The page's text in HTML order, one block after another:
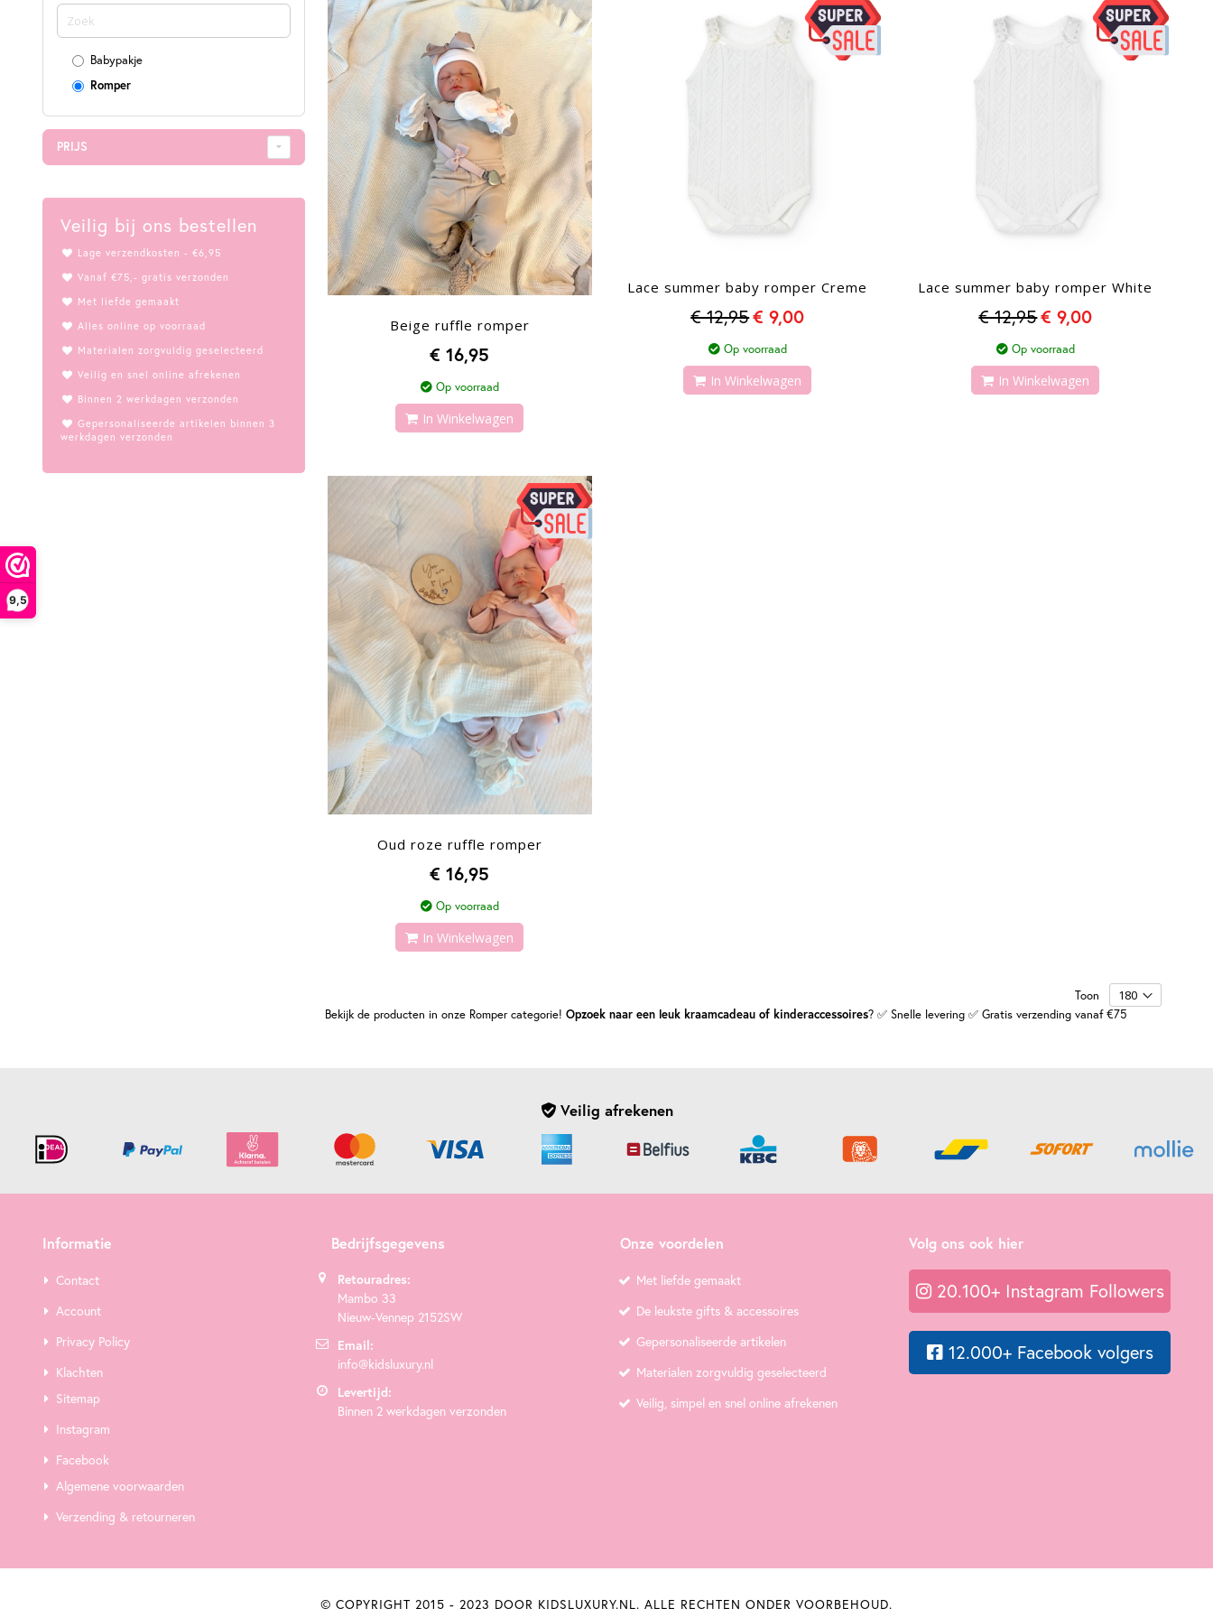
9,5
laag
sorteren
Beige ruffle romper
€ 16,95
Op voorraad
In Winkelwagen
Lace summer baby romper Creme
€ 12,95€ 9,00
Op voorraad
In Winkelwagen
Lace summer baby romper White
€ 12,95€ 9,00
Op voorraad
In Winkelwagen
Oud roze ruffle romper
€ 16,95
Op voorraad
In Winkelwagen
Toon
Bekijk de producten in onze Romper categorie! Opzoek naar een leuk kraamcadeau of kinderaccessoires? ✅ Snelle levering ✅ Gratis verzending vanaf €75
Babypakje
Romper
PRIJS
Veilig bij ons bestellen
Lage verzendkosten - €6,95
Vanaf €75,- gratis verzonden
Met liefde gemaakt
Alles online op voorraad
Materialen zorgvuldig geselecteerd
Veilig en snel online afrekenen
Binnen 2 werkdagen verzonden
Gepersonaliseerde artikelen binnen 3
werkdagen verzonden
Veilig afrekenen
Informatie
Contact
Account
Privacy Policy
Klachten
Sitemap
Instagram
Facebook
Algemene voorwaarden
Verzending & retourneren
Bedrijfsgegevens
Retouradres:
Mambo 33
Nieuw-Vennep 2152SW
Email:
info@kidsluxury.nl
Levertijd:
Binnen 2 werkdagen verzonden
Onze voordelen
Met liefde gemaakt
De leukste gifts & accessoires
Gepersonaliseerde artikelen
Materialen zorgvuldig geselecteerd
Veilig, simpel en snel online afrekenen
Volg ons ook hier
20.100+ Instagram Followers
12.000+ Facebook volgers
© COPYRIGHT 2015 - 2023 DOOR KIDSLUXURY.NL. ALLE RECHTEN ONDER VOORBEHOUD.